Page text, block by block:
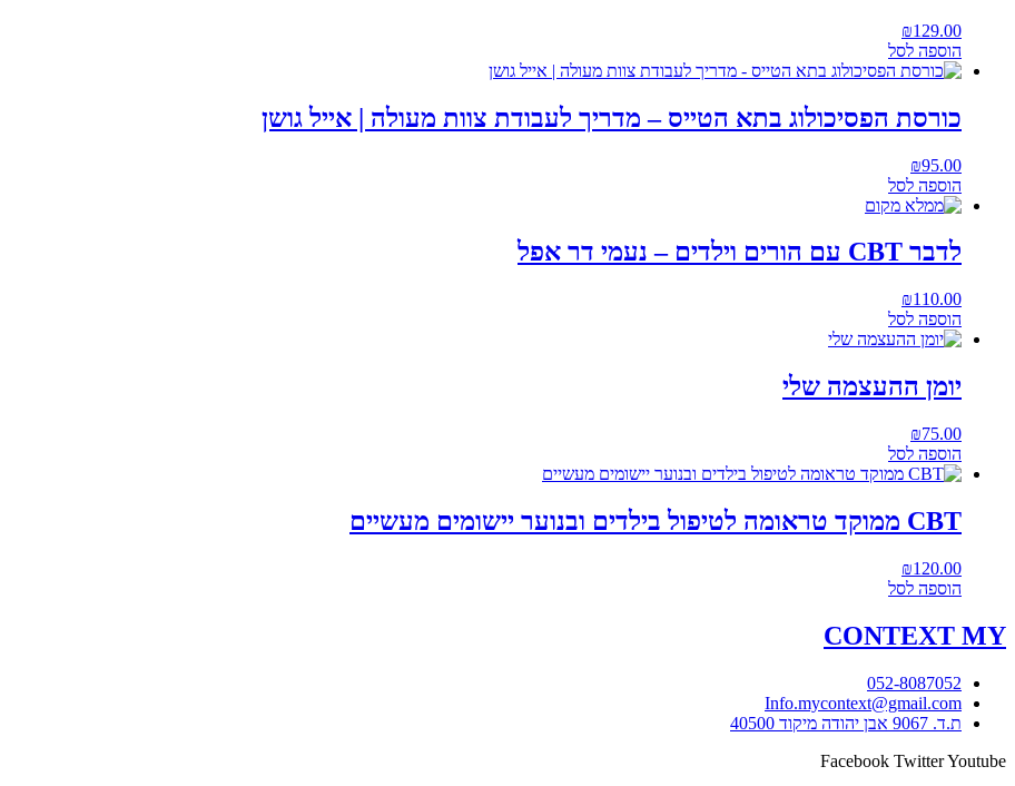
₪129.00
הוספה לסל
כורסת הפסיכולוג בתא הטייס – מדריך לעבודת צוות מעולה | אייל גושן
₪95.00
הוספה לסל
לדבר CBT עם הורים וילדים – נעמי דר אפל
₪110.00
הוספה לסל
יומן ההעצמה שלי
₪75.00
הוספה לסל
CBT ממוקד טראומה לטיפול בילדים ובנוער יישומים מעשיים
₪120.00
הוספה לסל
CONTEXT MY
052-8087052
Info.mycontext@gmail.com
ת.ד. 9067 אבן יהודה מיקוד 40500
Facebook TwitterYoutube